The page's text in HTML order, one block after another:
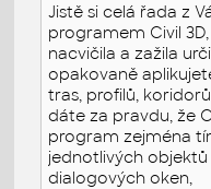
Jistě si celá řada z
programem Civil
nacvičila a zažila
opakovaně
tras, profilů,
dáte za pravdu, že
program zejména
jednotlivých
dialogových oken,